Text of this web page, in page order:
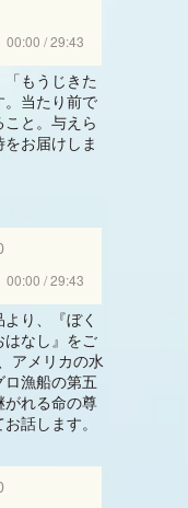
00:00 / 29:43
もうじきた
。当たり前で
と。与えら
お届けしま
00:00 / 29:43
り、『ぼく
なし』をご
アメリカの水
ロ漁船の第五
がれる命の尊
話します。